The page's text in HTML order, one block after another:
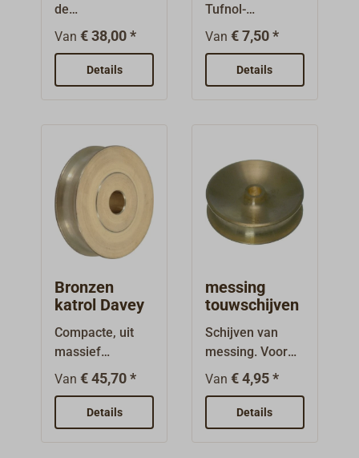
de
merkfabrikant
SELDEN voor
inbouw in de
masten van
kt kunststof.Met
V-vormige keep,
geschikt voor
staalkabels,
evenals voor
vezeltouwen
(touw).Kleur:
zwart.
Van€ 38,00 *
Details
Tufnol-
hartweefsel,
voor touw,
koord.De
buitenzijden zijn
niet voorzien van
bussen.
Van € 7,50 *
Details
Bronzen
katrol Davey
Compacte, uit
massief
aluminiumbrons
gedraaide
katrollen met
een grote
Van€ 45,70 *
Details
messing
touwschijven
Schijven van
messing. Voor
touw, koord.
Van € 4,95 *
Details